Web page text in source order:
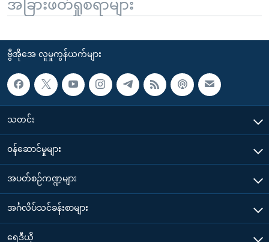
အခြားဖတ်ရှုစရာများ
ဗွီအိုအေ လူမှုကွန်ယက်များ
သတင်း
၀န်ဆောင်မှုများ
အပတ်စဉ်ကဏ္ဍများ
အင်္ဂလိပ်သင်ခန်းစာများ
ရေဒီယို